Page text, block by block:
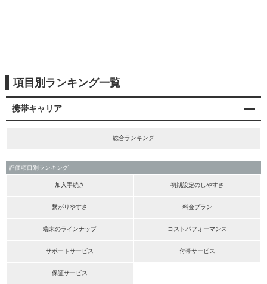
項目別ランキング一覧
携帯キャリア
総合ランキング
評価項目別ランキング
加入手続き 初期設定のしやすさ
繋がりやすさ 料金プラン
端末のラインナップ コストパフォーマンス
サポートサービス 付帯サービス
保証サービス